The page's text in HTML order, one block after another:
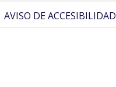
AVISO DE ACCESIBILIDAD